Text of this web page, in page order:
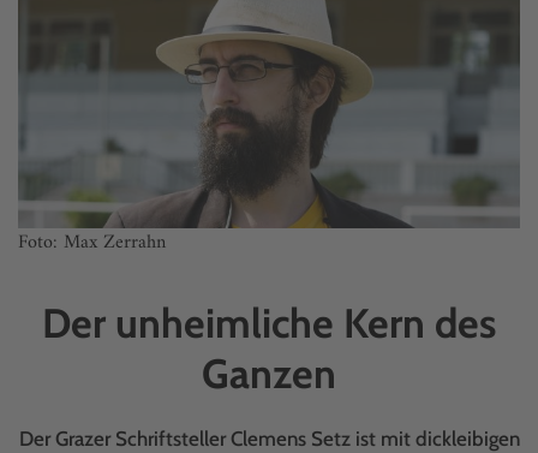
Foto: Max Zerrahn
Der unheimliche Kern des
Ganzen
Der Grazer Schriftsteller Clemens Setz ist mit dickleibigen